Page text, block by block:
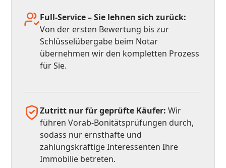
Full-Service – Sie lehnen sich zurück:
Von der ersten Bewertung bis zur
Schlüsselübergabe beim Notar
übernehmen wir den kompletten Prozess
für Sie.
Zutritt nur für geprüfte Käufer: Wir
führen Vorab-Bonitätsprüfungen durch,
sodass nur ernsthafte und
zahlungskräftige Interessenten Ihre
Immobilie betreten.